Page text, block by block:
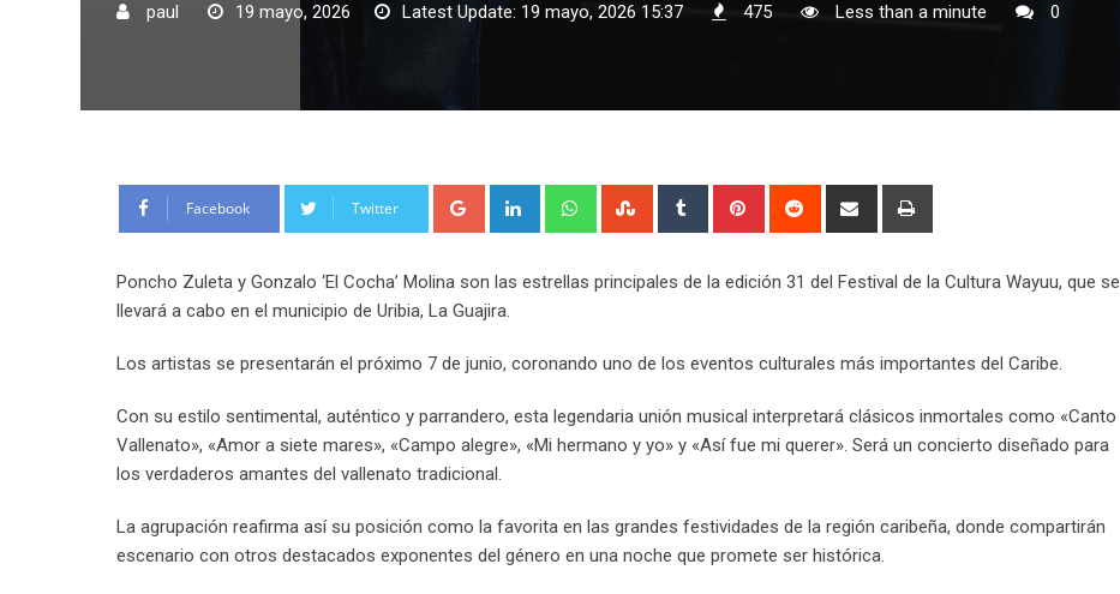
paul 19 mayo, 2026 Latest Update: 19 mayo, 2026 15:37 475 Less than a minute 0
Facebook Twitter Google+ LinkedIn WhatsappStumbleUpon
Tumblr Pinterest Reddit
Share
Poncho Zuleta y Gonzalo ‘El Cocha’ Molina son las estrellas principales de la edición 31 del Festival de la Cultura Wayuu, que se
llevará a cabo en el municipio de Uribia, La Guajira.
Los artistas se presentarán el próximo 7 de junio, coronando uno de los eventos culturales más importantes del Caribe.
Con su estilo sentimental, auténtico y parrandero, esta legendaria unión musical interpretará clásicos inmortales como «Canto
Vallenato», «Amor a siete mares», «Campo alegre», «Mi hermano y yo» y «Así fue mi querer». Será un concierto diseñado para
los verdaderos amantes del vallenato tradicional.
La agrupación reafirma así su posición como la favorita en las grandes festividades de la región caribeña, donde compartirán
escenario con otros destacados exponentes del género en una noche que promete ser histórica.